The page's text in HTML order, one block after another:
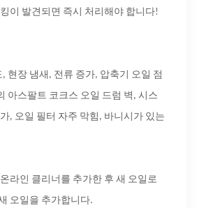
이 발견되면 즉시 처리해야 합니다!
현장 냄새, 전류 증가, 압축기 오일 점
아스팔트 코크스 오일 드럼 벽, 시스
, 오일 필터 자주 막힘, 바니시가 있는
라인 클리너를 추가한 후 새 오일로
오일을 추가합니다.